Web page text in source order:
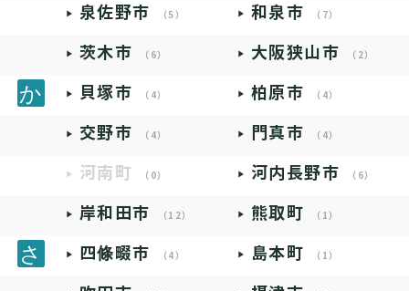
泉佐野市 （5） 和泉市 （7）
茨木市 （6） 大阪狭山市 （2）
貝塚市 （4） 柏原市 （4）
交野市 （4） 門真市 （4）
河南町 （0） 河内長野市 （6）
岸和田市 （12） 熊取町 （1）
四條畷市 （4） 島本町 （1）